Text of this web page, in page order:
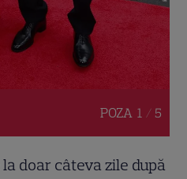
POZA 1 / 5
doar câteva zile după